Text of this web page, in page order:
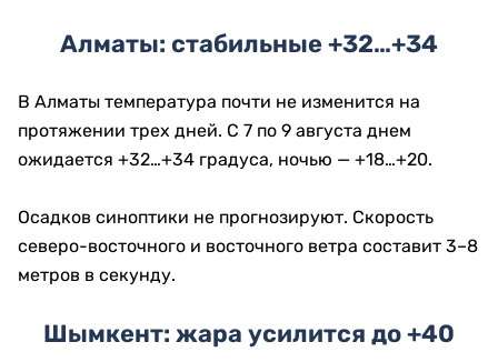
Алматы: стабильные +32…+34
В Алматы температура почти не изменится на
протяжении трех дней. С 7 по 9 августа днем
ожидается +32…+34 градуса, ночью — +18…+20.
Осадков синоптики не прогнозируют. Скорость
северо-восточного и восточного ветра составит 3–8
метров в секунду.
Шымкент: жара усилится до +40